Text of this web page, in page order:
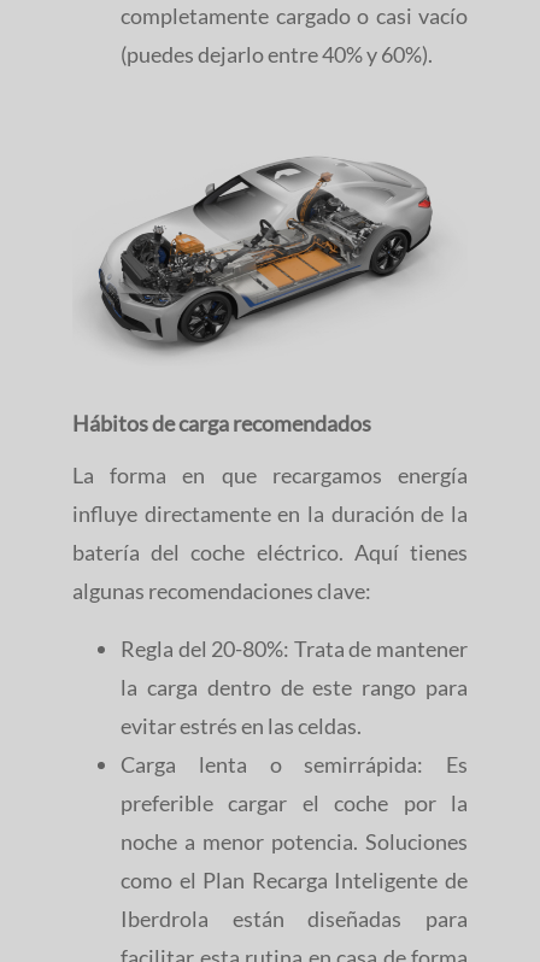
completamente cargado o casi vacío
(puedes dejarlo entre 40% y 60%).
Hábitos de carga recomendados
La forma en que recargamos energía
influye directamente en la duración de la
batería del coche eléctrico. Aquí tienes
algunas recomendaciones clave:
Regla del 20-80%: Trata de mantener
la carga dentro de este rango para
evitar estrés en las celdas.
Carga lenta o semirrápida: Es
preferible cargar el coche por la
noche a menor potencia. Soluciones
como el Plan Recarga Inteligente de
Iberdrola están diseñadas para
facilitar esta rutina en casa de forma